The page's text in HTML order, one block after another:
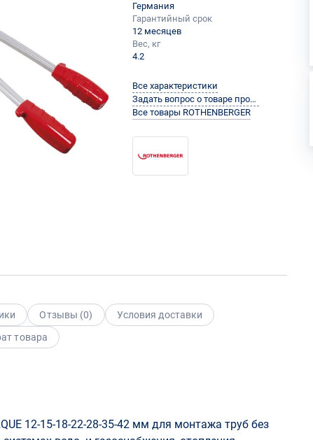
Германия
Гарантийный срок
12 месяцев
Вес, кг
4.2
Все характеристики
Задать вопрос о товаре производителю
Все товары ROTHENBERGER
Отзывы (0)
Условия доставки
товара
12-15-18-22-28-35-42 мм для монтажа труб без